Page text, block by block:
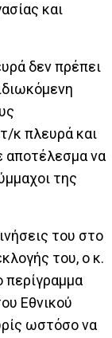
και
δεν πρέπει
κ πλευρά και
αποτέλεσμα να
της
του στο
του, ο κ.
περίγραμμα
Εθνικού
ωστόσο να